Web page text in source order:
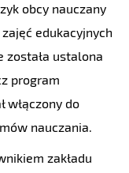
obcy nauczany
edukacyjnych
została ustalona
program
włączony do
nauczania.
zakładu